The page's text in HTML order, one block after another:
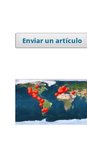
Enviar un artículo